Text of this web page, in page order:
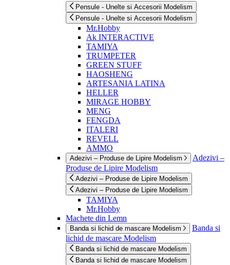
Pensule - Unelte si Accesorii Modelism
Pensule - Unelte si Accesorii Modelism
Mr.Hobby
Ak INTERACTIVE
TAMIYA
TRUMPETER
GREEN STUFF
HAOSHENG
ARTESANIA LATINA
HELLER
MIRAGE HOBBY
MENG
FENGDA
ITALERI
REVELL
AMMO
Adezivi – Produse de Lipire Modelism
Adezivi –
Produse de Lipire Modelism
Adezivi – Produse de Lipire Modelism
Adezivi – Produse de Lipire Modelism
TAMIYA
Mr.Hobby
Machete din Lemn
Banda si lichid de mascare Modelism
Banda si
lichid de mascare Modelism
Banda si lichid de mascare Modelism
Banda si lichid de mascare Modelism